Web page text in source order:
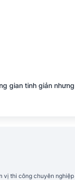
gian tinh giản
vị thi công chuyên